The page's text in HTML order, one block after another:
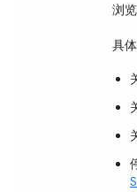
浏
具